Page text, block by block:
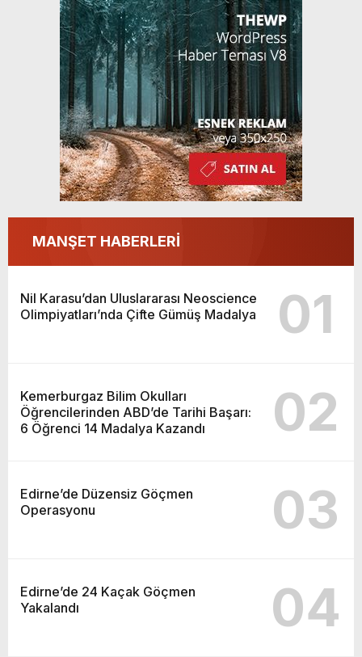
MANŞET HABERLERİ
Nil Karasu’dan Uluslararası Neoscience
Olimpiyatları’nda Çifte Gümüş Madalya
01
Kemerburgaz Bilim Okulları
Öğrencilerinden ABD’de Tarihi Başarı:
6 Öğrenci 14 Madalya Kazandı
02
Edirne’de Düzensiz Göçmen
Operasyonu
03
Edirne’de 24 Kaçak Göçmen
Yakalandı
04